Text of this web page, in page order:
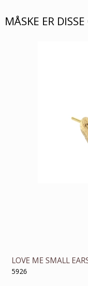
MÅSKE ER
LOVE ME SMALL
5926